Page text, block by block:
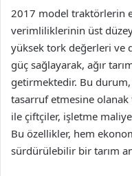
2017 model traktörlerin
verimliliklerinin üst
yüksek tork değerleri ve
güç sağlayarak, ağır
getirmektedir. Bu
tasarruf etmesine olanak
ile çiftçiler, işletme
Bu özellikler, hem
sürdürülebilir bir tarım